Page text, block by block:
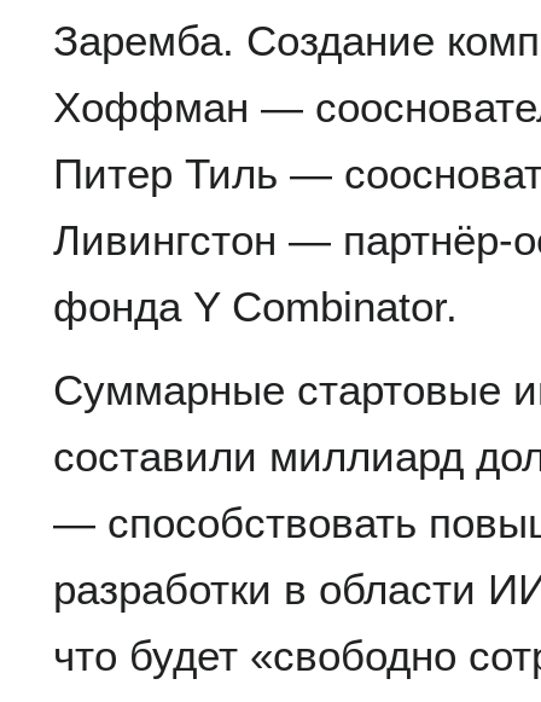
Заремба. Создание
Хоффман —
Питер Тиль —
Ливингстон — партнёр-
фонда Y Combinator.
Суммарные стартовые
составили миллиард
— способствовать
разработки в области
что будет «свободно